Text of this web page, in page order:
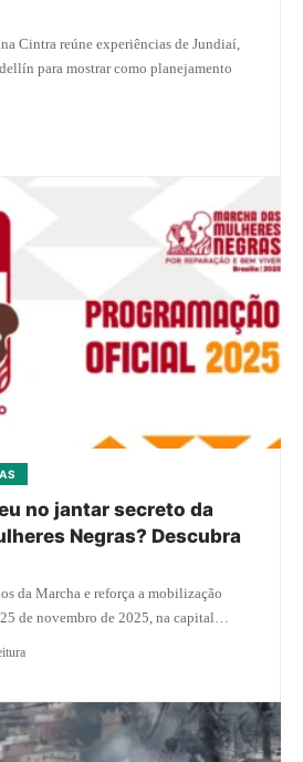
Cintra reúne experiências de Jundiaí,
para mostrar como planejamento
no jantar secreto da
Negras? Descubra
da Marcha e reforça a mobilização
de novembro de 2025, na capital…